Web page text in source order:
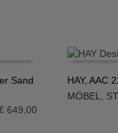
Sand
649,00
IN DEN
HAY, AAC
MÖBEL,